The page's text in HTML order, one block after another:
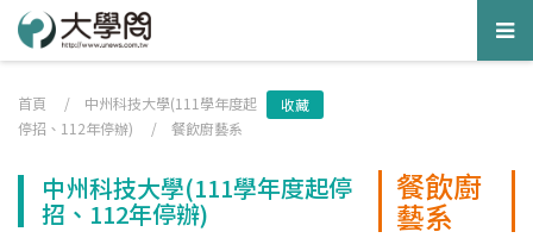
首頁 / 中州科技大學(111學年度起
停招、112年停辦) / 餐飲廚藝系
收藏
中州科技大學(111學年度起停
招、112年停辦)
餐飲廚
藝系